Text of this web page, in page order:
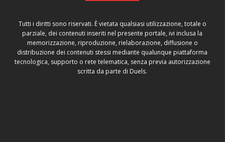
Tutti i diritti sono riservati. È vietata qualsiasi utilizzazione, totale o
parziale, dei contenuti inseriti nel presente portale, ivi inclusa la
memorizzazione, riproduzione, rielaborazione, diffusione o
distribuzione dei contenuti stessi mediante qualunque piattaforma
tecnologica, supporto o rete telematica, senza previa autorizzazione
scritta da parte di Duels.